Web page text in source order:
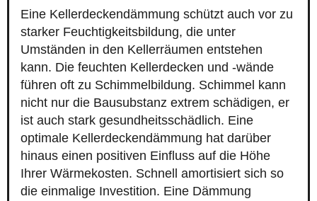
Eine Kellerdeckendämmung schützt auch vor zu
starker Feuchtigkeitsbildung, die unter
Umständen in den Kellerräumen entstehen
kann. Die feuchten Kellerdecken und -wände
führen oft zu Schimmelbildung. Schimmel kann
nicht nur die Bausubstanz extrem schädigen, er
ist auch stark gesundheitsschädlich. Eine
optimale Kellerdeckendämmung hat darüber
hinaus einen positiven Einfluss auf die Höhe
Ihrer Wärmekosten. Schnell amortisiert sich so
die einmalige Investition. Eine Dämmung